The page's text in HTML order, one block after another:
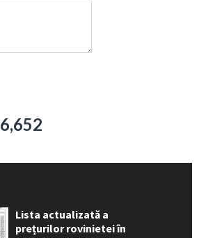
6,652
Lista actualizată a
prețurilor rovinietei în